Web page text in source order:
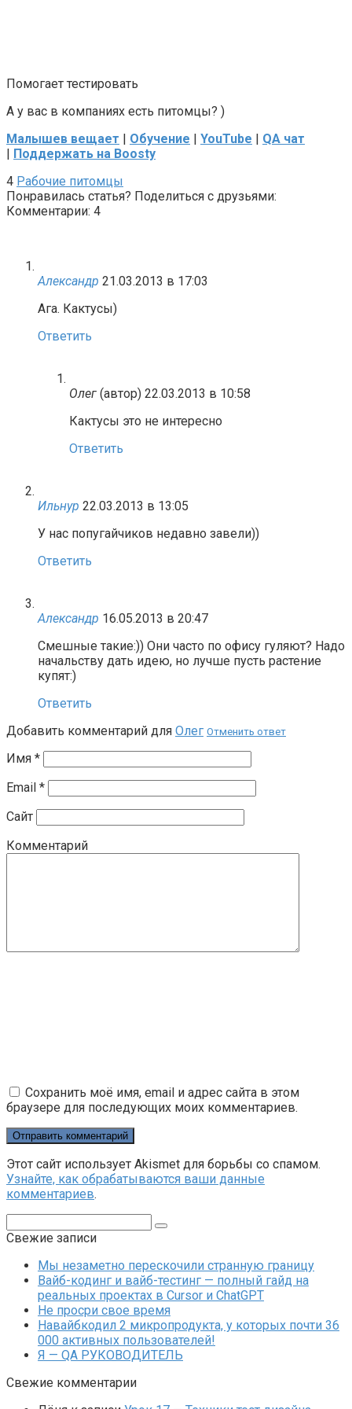
Помогает тестировать
А у вас в компаниях есть питомцы? )
Малышев вещает | Обучение | YouTube | QA чат
| Поддержать на Boosty
4 Рабочие питомцы
Понравилась статья? Поделиться с друзьями:
Комментарии: 4
Александр 21.03.2013 в 17:03
Ага. Кактусы)
Ответить
Олег (автор) 22.03.2013 в 10:58
Кактусы это не интересно
Ответить
Ильнур 22.03.2013 в 13:05
У нас попугайчиков недавно завели))
Ответить
Александр 16.05.2013 в 20:47
Смешные такие:)) Они часто по офису гуляют? Надо
начальству дать идею, но лучше пусть растение
купят:)
Ответить
Добавить комментарий для Олег Отменить ответ
Имя *
Email *
Сайт
Комментарий
Сохранить моё имя, email и адрес сайта в этом
браузере для последующих моих комментариев.
Этот сайт использует Akismet для борьбы со спамом.
Узнайте, как обрабатываются ваши данные
комментариев.
Свежие записи
Мы незаметно перескочили странную границу
Вайб-кодинг и вайб-тестинг — полный гайд на
реальных проектах в Cursor и ChatGPT
Не просри свое время
Навайбкодил 2 микропродукта, у которых почти 36
000 активных пользователей!
Я — QA РУКОВОДИТЕЛЬ
Свежие комментарии